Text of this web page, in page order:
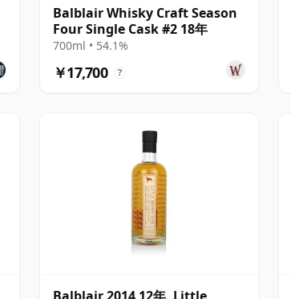
Balblair Whisky Craft Season
Four Single Cask #2 18年
700ml • 54.1%
￥17,700 ?